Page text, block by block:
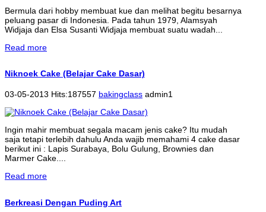
Bermula dari hobby membuat kue dan melihat begitu besarnya
peluang pasar di Indonesia. Pada tahun 1979, Alamsyah
Widjaja dan Elsa Susanti Widjaja membuat suatu wadah...
Read more
Niknoek Cake (Belajar Cake Dasar)
03-05-2013 Hits:187557 bakingclass admin1
Ingin mahir membuat segala macam jenis cake? Itu mudah
saja tetapi terlebih dahulu Anda wajib memahami 4 cake dasar
berikut ini : Lapis Surabaya, Bolu Gulung, Brownies dan
Marmer Cake....
Read more
Berkreasi Dengan Puding Art